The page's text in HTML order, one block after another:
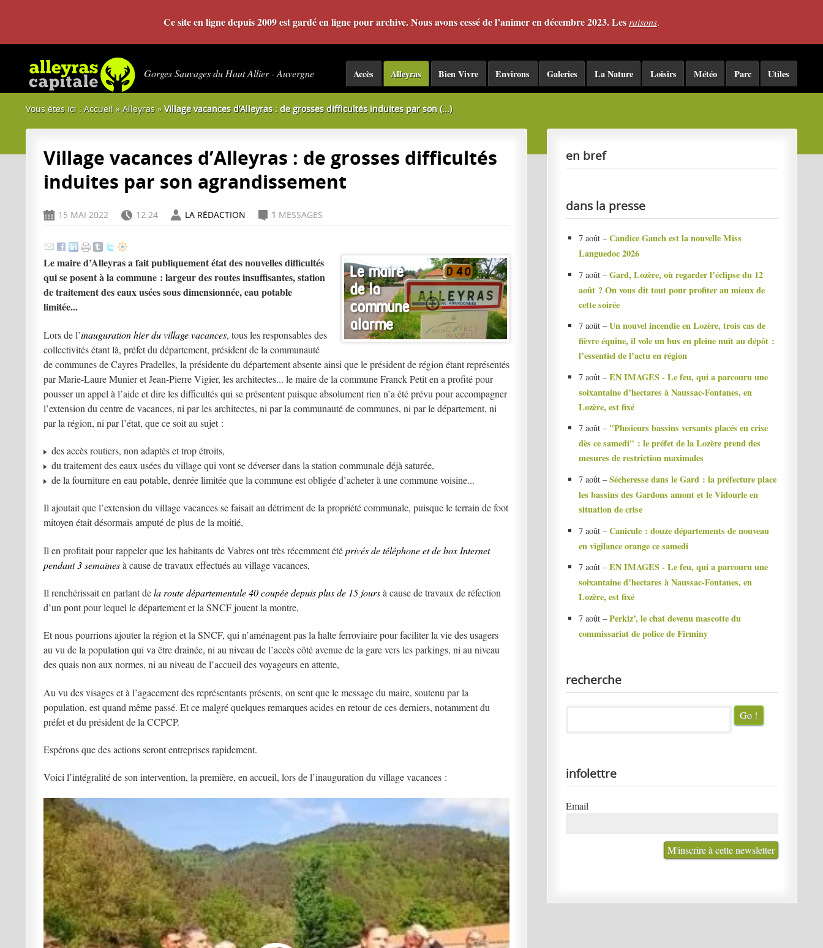
Ce site en ligne depuis 2009 est gardé en ligne pour archive. Nous avons cessé de l’animer en décembre 2023. Les raisons.
Gorges Sauvages du Haut Allier - Auvergne Utiles
Parc
Météo
Loisirs
La Nature
Galeries
Environs
Bien Vivre
Alleyras
Accès
Vous êtes ici : Accueil »Alleyras »Village vacances d’Alleyras : de grosses difficultés induites par son (...)
Village vacances d’Alleyras : de grosses difficultés
induites par son agrandissement
D 15 MAI 2022 H 12:24 A LA RÉDACTION C 1 MESSAGES
Le maire d’Alleyras a fait publiquement état des nouvelles difficultés
qui se posent à la commune : largeur des routes insuffisantes, station
de traitement des eaux usées sous dimensionnée, eau potable
limitée...
Lors de l’inauguration hier du village vacances, tous les responsables des
collectivités étant là, préfet du département, président de la communauté
de communes de Cayres Pradelles, la présidente du département absente ainsi que le président de région étant représentés
par Marie-Laure Munier et Jean-Pierre Vigier, les architectes... le maire de la commune Franck Petit en a profité pour
pousser un appel à l’aide et dire les difficultés qui se présentent puisque absolument rien n’a été prévu pour accompagner
l’extension du centre de vacances, ni par les architectes, ni par la communauté de communes, ni par le département, ni
par la région, ni par l’état, que ce soit au sujet :
des accès routiers, non adaptés et trop étroits,
du traitement des eaux usées du village qui vont se déverser dans la station communale déjà saturée,
de la fourniture en eau potable, denrée limitée que la commune est obligée d’acheter à une commune voisine...
Il ajoutait que l’extension du village vacances se faisait au détriment de la propriété communale, puisque le terrain de foot
mitoyen était désormais amputé de plus de la moitié,
Il en profitait pour rappeler que les habitants de Vabres ont très récemment étéprivés de téléphone et de box Internet
pendant 3 semainesà cause de travaux effectués au village vacances,
Il renchérissait en parlant dela route départementale 40 coupée depuis plus de 15 joursà cause de travaux de réfection
d’un pont pour lequel le département et la SNCF jouent la montre,
Et nous pourrions ajouter la région et la SNCF, qui n’aménagent pas la halte ferroviaire pour faciliter la vie des usagers
au vu de la population qui va être drainée, ni au niveau de l’accès côté avenue de la gare vers les parkings, ni au niveau
des quais non aux normes, ni au niveau de l’accueil des voyageurs en attente,
Au vu des visages et à l’agacement des représentants présents, on sent que le message du maire, soutenu par la
population, est quand même passé. Et ce malgré quelques remarques acides en retour de ces derniers, notamment du
préfet et du président de la CCPCP.
Espérons que des actions seront entreprises rapidement.
Voici l’intégralité de son intervention, la première, en accueil, lors de l’inauguration du village vacances :
en bref
dans la presse
7 août –Candice Gauch est la nouvelle Miss
Languedoc 2026
7 août –Gard, Lozère, où regarder l’éclipse du 12
août ? On vous dit tout pour profiter au mieux de
cette soirée
7 août –Un nouvel incendie en Lozère, trois cas de
fièvre équine, il vole un bus en pleine nuit au dépôt :
l’essentiel de l’actu en région
7 août –EN IMAGES - Le feu, qui a parcouru une
soixantaine d’hectares à Naussac-Fontanes, en
Lozère, est fixé
7 août – "Plusieurs bassins versants placés en crise
dès ce samedi" : le préfet de la Lozère prend des
mesures de restriction maximales
7 août –Sécheresse dans le Gard : la préfecture place
les bassins des Gardons amont et le Vidourle en
situation de crise
7 août –Canicule : douze départements de nouveau
en vigilance orange ce samedi
7 août –EN IMAGES - Le feu, qui a parcouru une
soixantaine d’hectares à Naussac-Fontanes, en
Lozère, est fixé
7 août –Perkiz’, le chat devenu mascotte du
commissariat de police de Firminy
recherche
infolettre
Email